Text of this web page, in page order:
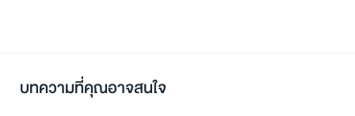
บทความที่คุณอาจสนใจ